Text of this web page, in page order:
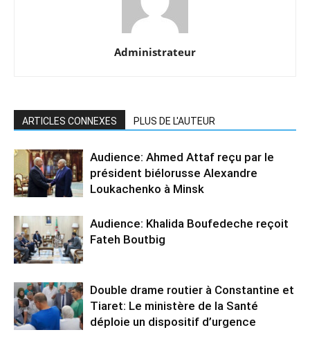
Administrateur
ARTICLES CONNEXES PLUS DE L'AUTEUR
Audience: Ahmed Attaf reçu par le
président biélorusse Alexandre
Loukachenko à Minsk
Audience: Khalida Boufedeche reçoit
Fateh Boutbig
Double drame routier à Constantine et
Tiaret: Le ministère de la Santé
déploie un dispositif d’urgence